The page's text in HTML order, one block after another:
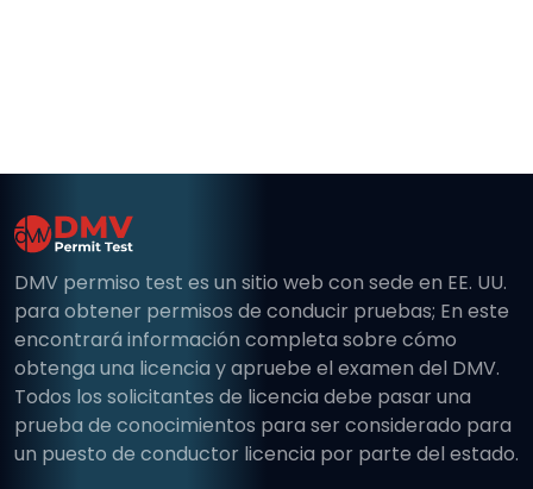
DMV permiso test es un sitio web con sede en EE. UU.
para obtener permisos de conducir pruebas; En este
encontrará información completa sobre cómo
obtenga una licencia y apruebe el examen del DMV.
Todos los solicitantes de licencia debe pasar una
prueba de conocimientos para ser considerado para
un puesto de conductor licencia por parte del estado.